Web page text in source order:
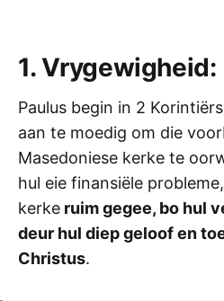
1. Vrygewigheid:
Paulus begin in 2
aan te moedig om die
Masedoniese kerke te
hul eie finansiële
kerke ruim gegee, bo hul
deur hul diep geloof en
Christus.